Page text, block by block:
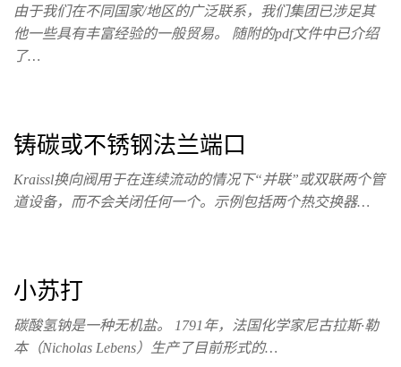
由于我们在不同国家/地区的广泛联系，我们集团已涉足其
他一些具有丰富经验的一般贸易。 随附的pdf文件中已介绍
了…
铸碳或不锈钢法兰端口
Kraissl换向阀用于在连续流动的情况下“并联”或双联两个管
道设备，而不会关闭任何一个。示例包括两个热交换器…
小苏打
碳酸氢钠是一种无机盐。 1791年，法国化学家尼古拉斯·勒
本（Nicholas Lebens）生产了目前形式的…